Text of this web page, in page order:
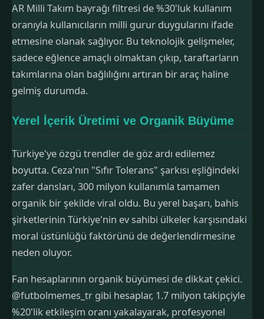
AR Milli Takım bayrağı filtresi de %30'luk kullanım
oranıyla kullanıcıların milli gurur duygularını ifade
etmesine olanak sağlıyor. Bu teknolojik gelişmeler,
sadece eğlence amaçlı olmaktan çıkıp, taraftarların
takımlarına olan bağlılığını artıran bir araç haline
gelmiş durumda.
Yerel İçerik Üretimi ve Organik Büyüme
Türkiye'ye özgü trendler de göz ardı edilemez
boyutta. Ceza'nın "Sıfır Tolerans" şarkısı eşliğindeki
zafer dansları, 300 milyon kullanımla tamamen
organik bir şekilde viral oldu. Bu yerel başarı, bahis
şirketlerinin Türkiye'nin ev sahibi ülkeler karşısındaki
moral üstünlüğü faktörünü de değerlendirmesine
neden oluyor.
Fan hesaplarının organik büyümesi de dikkat çekici.
@futbolmemes_tr gibi hesaplar, 1.7 milyon takipçiyle
%20'lik etkileşim oranı yakalayarak, profesyonel